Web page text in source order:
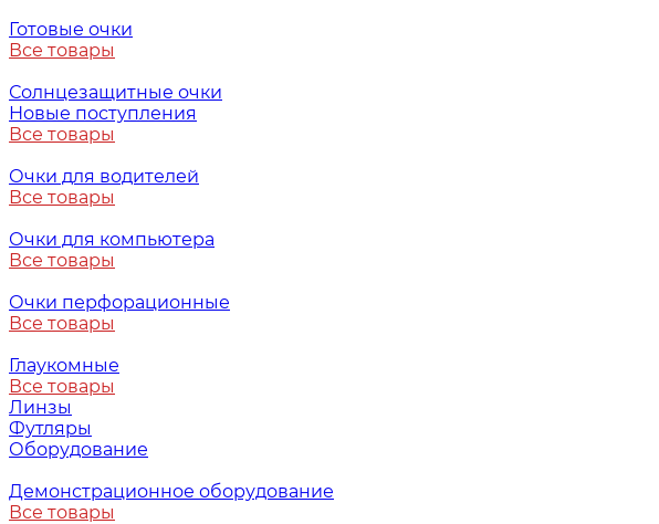
Готовые очки
Все товары
Солнцезащитные очки
Новые поступления
Все товары
Очки для водителей
Все товары
Очки для компьютера
Все товары
Очки перфорационные
Все товары
Глаукомные
Все товары
Линзы
Футляры
Оборудование
Демонстрационное оборудование
Все товары